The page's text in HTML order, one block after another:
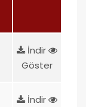
İndir
Göster
İndir